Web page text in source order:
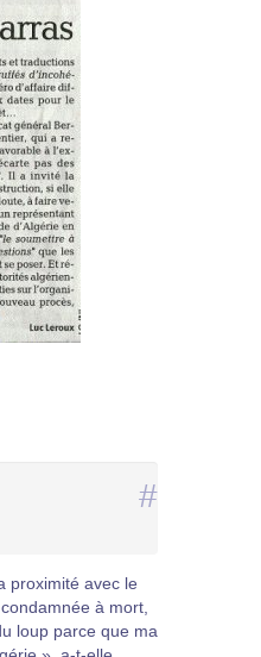
#
proximité avec le
à mort,
loup parce que ma